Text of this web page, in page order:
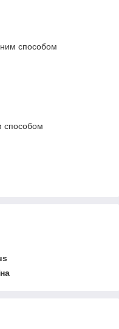
способом
способом